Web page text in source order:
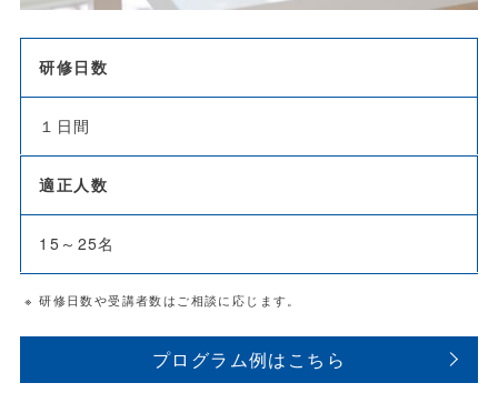
研修日数
１日間
適正人数
15～25名
※ 研修日数や受講者数はご相談に応じます。
プログラム例はこちら